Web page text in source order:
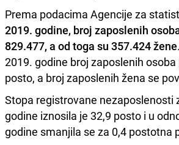
Prema podacima Agencije za
2019. godine, broj zaposlenih
829.477, a od toga su 357.424 žene
2019. godine broj zaposlenih osoba
posto, a broj zaposlenih žena se
Stopa registrovane nezaposlenosti
godine iznosila je 32,9 posto i u
godine smanjila se za 0,4 postotna